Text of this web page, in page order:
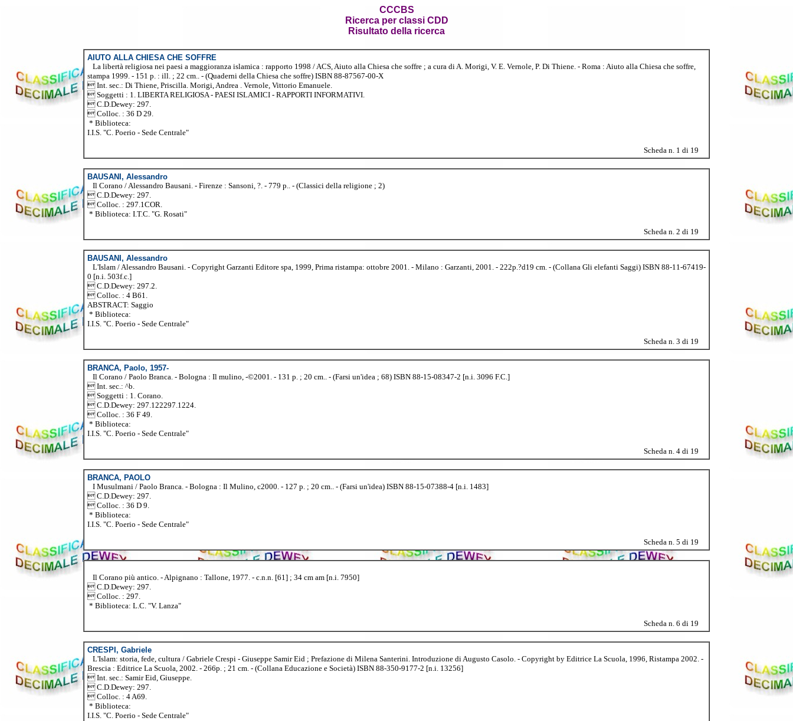
CCCBS
Ricerca per classi CDD
Risultato della ricerca
AIUTO ALLA CHIESA CHE SOFFRE
La libertà religiosa nei paesi a maggioranza islamica : rapporto 1998 / ACS, Aiuto alla Chiesa che soffre ; a cura di A. Morigi, V. E. Vernole, P. Di Thiene. - Roma : Aiuto alla Chiesa che soffre,
stampa 1999. - 151 p. : ill. ; 22 cm.. - (Quaderni della Chiesa che soffre) ISBN 88-87567-00-X
 Int. sec.: Di Thiene, Priscilla. Morigi, Andrea . Vernole, Vittorio Emanuele.
 Soggetti : 1. LIBERTA RELIGIOSA - PAESI ISLAMICI - RAPPORTI INFORMATIVI.
 C.D.Dewey: 297.
 Colloc. : 36 D 29.
* Biblioteca:
I.I.S. "C. Poerio - Sede Centrale"
Scheda n. 1 di 19
BAUSANI, Alessandro
Il Corano / Alessandro Bausani. - Firenze : Sansoni, ?. - 779 p.. - (Classici della religione ; 2)
 C.D.Dewey: 297.
 Colloc. : 297.1COR.
* Biblioteca: I.T.C. "G. Rosati"
Scheda n. 2 di 19
BAUSANI, Alessandro
L'Islam / Alessandro Bausani. - Copyright Garzanti Editore spa, 1999, Prima ristampa: ottobre 2001. - Milano : Garzanti, 2001. - 222p.?d19 cm. - (Collana Gli elefanti Saggi) ISBN 88-11-67419-
0 [n.i. 503f.c.]
 C.D.Dewey: 297.2.
 Colloc. : 4 B61.
ABSTRACT: Saggio
* Biblioteca:
I.I.S. "C. Poerio - Sede Centrale"
Scheda n. 3 di 19
BRANCA, Paolo, 1957-
Il Corano / Paolo Branca. - Bologna : Il mulino, -©2001. - 131 p. ; 20 cm.. - (Farsi un'idea ; 68) ISBN 88-15-08347-2 [n.i. 3096 F.C.]
 Int. sec.: ^b.
 Soggetti : 1. Corano.
 C.D.Dewey: 297.122297.1224.
 Colloc. : 36 F 49.
* Biblioteca:
I.I.S. "C. Poerio - Sede Centrale"
Scheda n. 4 di 19
BRANCA, PAOLO
I Musulmani / Paolo Branca. - Bologna : Il Mulino, c2000. - 127 p. ; 20 cm.. - (Farsi un'idea) ISBN 88-15-07388-4 [n.i. 1483]
 C.D.Dewey: 297.
 Colloc. : 36 D 9.
* Biblioteca:
I.I.S. "C. Poerio - Sede Centrale"
Scheda n. 5 di 19
Il Corano più antico. - Alpignano : Tallone, 1977. - c.n.n. [61] ; 34 cm am [n.i. 7950]
 C.D.Dewey: 297.
 Colloc. : 297.
* Biblioteca: L.C. "V. Lanza"
Scheda n. 6 di 19
CRESPI, Gabriele
L'Islam: storia, fede, cultura / Gabriele Crespi - Giuseppe Samir Eid ; Prefazione di Milena Santerini. Introduzione di Augusto Casolo. - Copyright by Editrice La Scuola, 1996, Ristampa 2002. -
Brescia : Editrice La Scuola, 2002. - 266p. ; 21 cm. - (Collana Educazione e Società) ISBN 88-350-9177-2 [n.i. 13256]
 Int. sec.: Samir Eid, Giuseppe.
 C.D.Dewey: 297.
 Colloc. : 4 A69.
* Biblioteca:
I.I.S. "C. Poerio - Sede Centrale"